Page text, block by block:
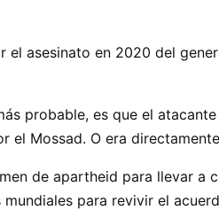
asesinato en 2020 del
probable, es que el
el Mossad. O era
de apartheid para llevar a
para revivir el